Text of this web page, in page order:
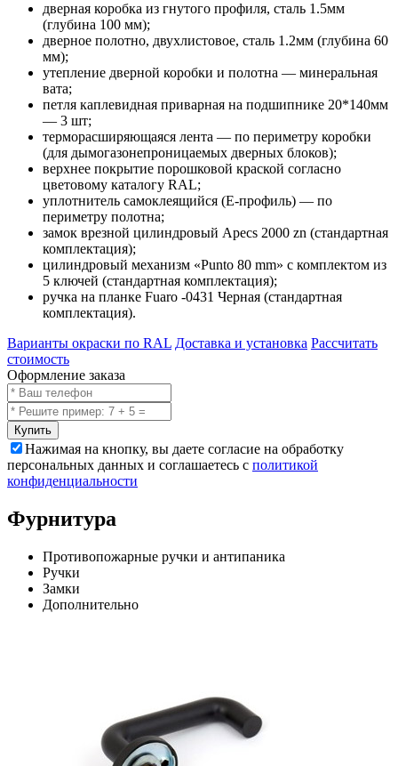
дверная коробка из гнутого профиля, сталь 1.5мм
(глубина 100 мм);
дверное полотно, двухлистовое, сталь 1.2мм (глубина 60
мм);
утепление дверной коробки и полотна — минеральная
вата;
петля каплевидная приварная на подшипнике 20*140мм
— 3 шт;
терморасширяющаяся лента — по периметру коробки
(для дымогазонепроницаемых дверных блоков);
верхнее покрытие порошковой краской согласно
цветовому каталогу RAL;
уплотнитель самоклеящийся (E-профиль) — по
периметру полотна;
замок врезной цилиндровый Apecs 2000 zn (стандартная
комплектация);
цилиндровый механизм «Punto 80 mm» с комплектом из
5 ключей (стандартная комплектация);
ручка на планке Fuaro -0431 Черная (стандартная
комплектация).
Варианты окраски по RAL Доставка и установка Рассчитать
стоимость
Оформление заказа
Купить
Нажимая на кнопку, вы даете согласие на обработку
персональных данных и соглашаетесь с политикой
конфиденциальности
Фурнитура
Противопожарные ручки и антипаника
Ручки
Замки
Дополнительно